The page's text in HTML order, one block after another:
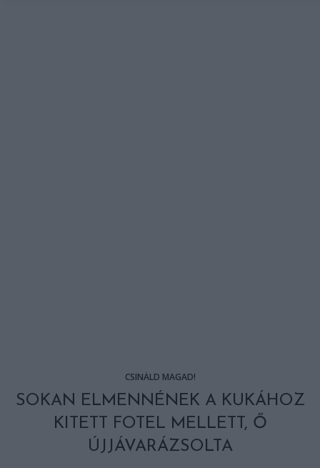
CSINÁLD MAGAD!
SOKAN ELMENNÉNEK A KUKÁHOZ
KITETT FOTEL MELLETT, Ő
ÚJJÁVARÁZSOLTA